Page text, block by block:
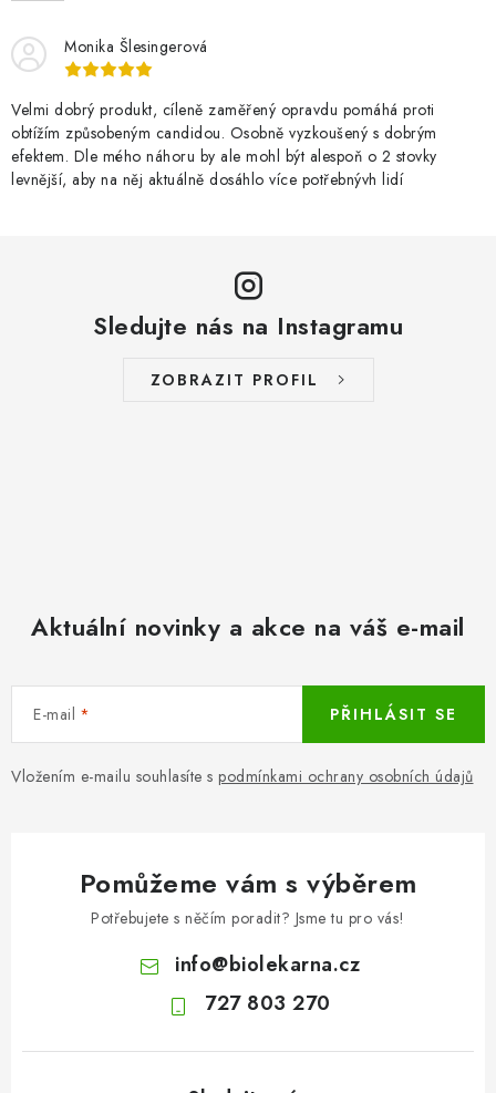
s
u
Monika Šlesingerová
Velmi dobrý produkt, cíleně zaměřený opravdu pomáhá proti
obtížím způsobeným candidou. Osobně vyzkoušený s dobrým
efektem. Dle mého náhoru by ale mohl být alespoň o 2 stovky
levnější, aby na něj aktuálně dosáhlo více potřebnývh lidí
Sledujte nás na Instagramu
ZOBRAZIT PROFIL
Aktuální novinky a akce na váš e-mail
E-mail
Vložením e-mailu souhlasíte s podmínkami ochrany osobních údajů
PŘIHLÁSIT SE
Pomůžeme vám s výběrem
Potřebujete s něčím poradit? Jsme tu pro vás!
info@biolekarna.cz
727 803 270